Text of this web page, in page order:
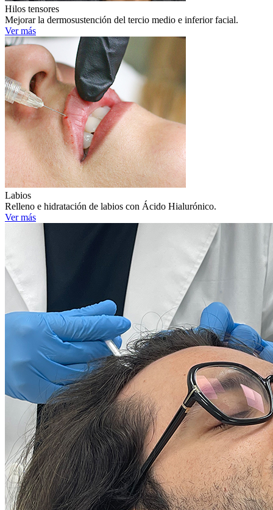
Hilos tensores
Mejorar la dermosustención del tercio medio e inferior facial.
Ver más
Labios
Relleno e hidratación de labios con Ácido Hialurónico.
Ver más